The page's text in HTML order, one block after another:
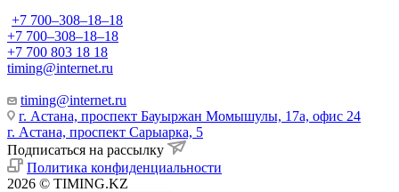
+7 700‒308‒18‒18
+7 700‒308‒18‒18
+7 700 803 18 18
timing@internet.ru
timing@internet.ru
г. Астана, проспект Бауыржан Момышулы, 17а, офис 24
г. Астана, проспект Сарыарка, 5
Подписаться на рассылку
Политика конфиденциальности
2026 © TIMING.KZ